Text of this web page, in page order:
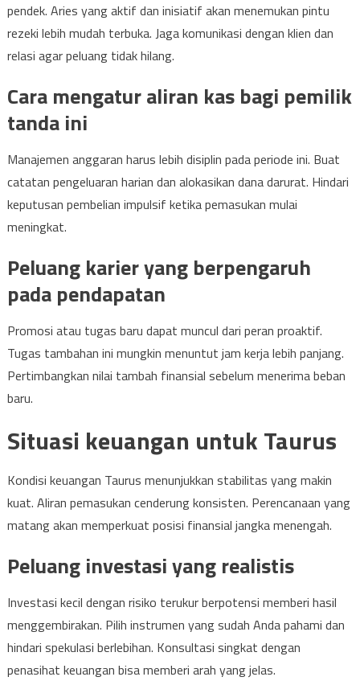
pendek. Aries yang aktif dan inisiatif akan menemukan pintu
rezeki lebih mudah terbuka. Jaga komunikasi dengan klien dan
relasi agar peluang tidak hilang.
Cara mengatur aliran kas bagi pemilik
tanda ini
Manajemen anggaran harus lebih disiplin pada periode ini. Buat
catatan pengeluaran harian dan alokasikan dana darurat. Hindari
keputusan pembelian impulsif ketika pemasukan mulai
meningkat.
Peluang karier yang berpengaruh
pada pendapatan
Promosi atau tugas baru dapat muncul dari peran proaktif.
Tugas tambahan ini mungkin menuntut jam kerja lebih panjang.
Pertimbangkan nilai tambah finansial sebelum menerima beban
baru.
Situasi keuangan untuk Taurus
Kondisi keuangan Taurus menunjukkan stabilitas yang makin
kuat. Aliran pemasukan cenderung konsisten. Perencanaan yang
matang akan memperkuat posisi finansial jangka menengah.
Peluang investasi yang realistis
Investasi kecil dengan risiko terukur berpotensi memberi hasil
menggembirakan. Pilih instrumen yang sudah Anda pahami dan
hindari spekulasi berlebihan. Konsultasi singkat dengan
penasihat keuangan bisa memberi arah yang jelas.